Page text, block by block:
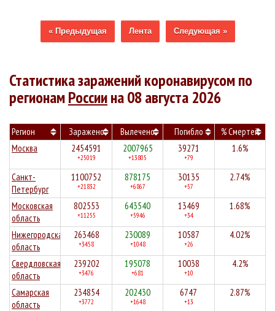
« Предыдущая Лента Следующая »
Статистика заражений коронавирусом по
регионамРоссиина 08 августа 2026
Регион Заражено Вылечено Погибло
% Смертей
Москва
2454591
+25019
2007965
+13805
39271
+79
1.6%
Санкт-
Петербург
1100752
+21832
878175
+6867
30135
+57
2.74%
Московская
область
802553
+11255
643540
+5946
13469
+34
1.68%
Нижегородская
область
263468
+3458
230089
+1048
10587
+26
4.02%
Свердловская
область
239202
+3476
195078
+681
10038
+10
4.2%
Самарская
область
234854
+3772
202430
+1648
6747
+13
2.87%